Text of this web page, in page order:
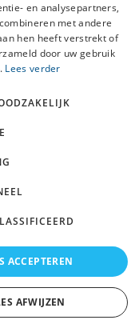
en analysepartners,
met andere
hen heeft verstrekt of
door uw gebruik
Lees verder
ACCEPTEREN
AFWIJZEN